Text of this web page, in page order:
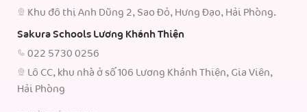
Khu đô thị Anh Dũng 2, Sao Đỏ, Hưng Đạo, Hải Phòng.
Sakura Schools Lương Khánh Thiện
022 5730 0256
Lô CC, khu nhà ở số 106 Lương Khánh Thiện, Gia Viên,
Hải Phòng